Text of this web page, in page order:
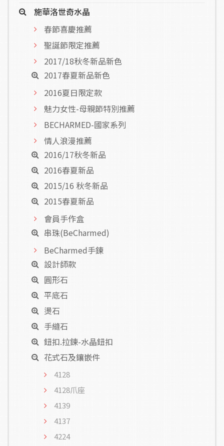
施華洛世奇水晶
春節喜慶推薦
聖誕節限定推薦
2017/18秋冬新品新色
2017春夏新品新色
2016夏日限定款
魅力女性-母親節特別推薦
BECHARMED-國家系列
情人浪漫推薦
2016/17秋冬新品
2016春夏新品
2015/16 秋冬新品
2015春夏新品
會員手作盒
串珠(BeCharmed)
BeCharmed手鍊
設計師款
圓形石
平底石
燙石
手縫石
鈕扣.拉鍊-水晶鈕扣
花式石及鑲嵌件
4128
4128爪座
4139
4137
4224